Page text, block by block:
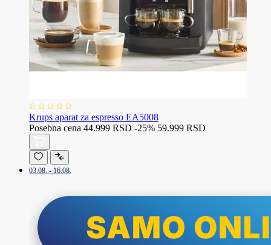
Krups aparat za espresso EA5008
Posebna cena 44.999 RSD -25% 59.999 RSD
03.08. - 16.08.